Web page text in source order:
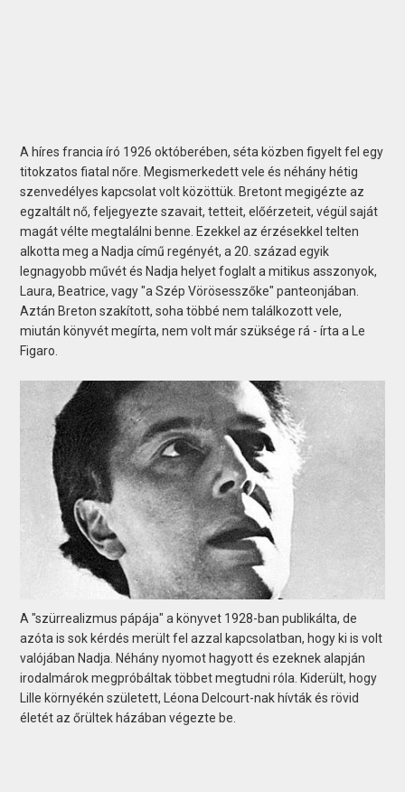
A híres francia író 1926 októberében, séta közben figyelt fel egy
titokzatos fiatal nőre. Megismerkedett vele és néhány hétig
szenvedélyes kapcsolat volt közöttük. Bretont megigézte az
egzaltált nő, feljegyezte szavait, tetteit, előérzeteit, végül saját
magát vélte megtalálni benne. Ezekkel az érzésekkel telten
alkotta meg a Nadja című regényét, a 20. század egyik
legnagyobb művét és Nadja helyet foglalt a mitikus asszonyok,
Laura, Beatrice, vagy "a Szép Vörösesszőke" panteonjában.
Aztán Breton szakított, soha többé nem találkozott vele,
miután könyvét megírta, nem volt már szüksége rá - írta a Le
Figaro.
A "szürrealizmus pápája" a könyvet 1928-ban publikálta, de
azóta is sok kérdés merült fel azzal kapcsolatban, hogy ki is volt
valójában Nadja. Néhány nyomot hagyott és ezeknek alapján
irodalmárok megpróbáltak többet megtudni róla. Kiderült, hogy
Lille környékén született, Léona Delcourt-nak hívták és rövid
életét az őrültek házában végezte be.